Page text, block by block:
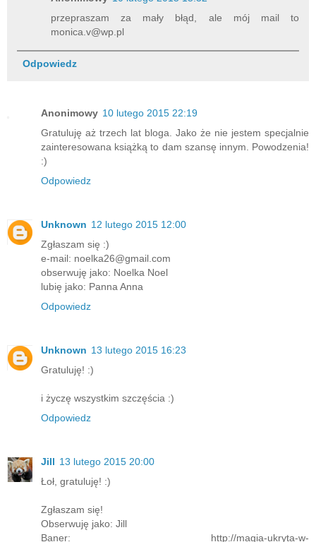
przepraszam za mały błąd, ale mój mail to
monica.v@wp.pl
Odpowiedz
Anonimowy 10 lutego 2015 22:19
Gratuluję aż trzech lat bloga. Jako że nie jestem specjalnie
zainteresowana książką to dam szansę innym. Powodzenia!
:)
Odpowiedz
Unknown 12 lutego 2015 12:00
Zgłaszam się :)
e-mail: noelka26@gmail.com
obserwuję jako: Noelka Noel
lubię jako: Panna Anna
Odpowiedz
Unknown 13 lutego 2015 16:23
Gratuluję! :)
i życzę wszystkim szczęścia :)
Odpowiedz
Jill 13 lutego 2015 20:00
Łoł, gratuluję! :)
Zgłaszam się!
Obserwuję jako: Jill
Baner: http://magia-ukryta-w-